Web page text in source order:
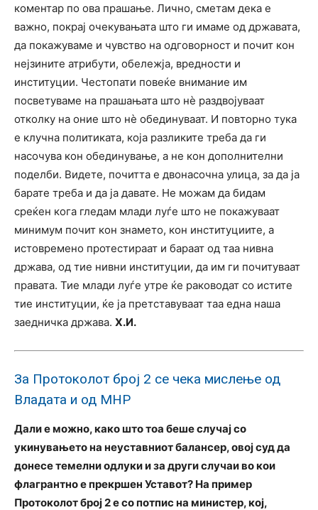
коментар по ова прашање. Лично, сметам дека е
важно, покрај очекувањата што ги имаме од државата,
да покажуваме и чувство на одговорност и почит кон
нејзините атрибути, обележја, вредности и
институции. Честопати повеќе внимание им
посветуваме на прашањата што нè раздвојуваат
отколку на оние што нè обединуваат. И повторно тука
е клучна политиката, која разликите треба да ги
насочува кон обединување, а не кон дополнителни
поделби. Видете, почитта е двонасочна улица, за да ја
барате треба и да ја давате. Не можам да бидам
среќен кога гледам млади луѓе што не покажуваат
минимум почит кон знамето, кон институциите, а
истовремено протестираат и бараат од таа нивна
држава, од тие нивни институции, да им ги почитуваат
правата. Тие млади луѓе утре ќе раководат со истите
тие институции, ќе ја претставуваат таа една наша
заедничка држава. Х.И.
За Протоколот број 2 се чека мислење од
Владата и од МНР
Дали е можно, како што тоа беше случај со
укинувањето на неуставниот балансер, овој суд да
донесе темелни одлуки и за други случаи во кои
флагрантно е прекршен Уставот? На пример
Протоколот број 2 е со потпис на министер, кој,